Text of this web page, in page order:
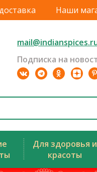
Наши
Подписка на
Для здоровья и
красоты